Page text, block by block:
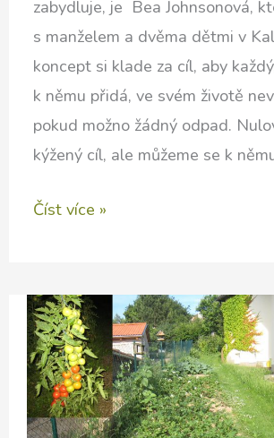
zabydluje, je Bea Johnsonová,
s manželem a dvěma dětmi v
koncept si klade za cíl, aby
k němu přidá, ve svém životě
pokud možno žádný odpad.
kýžený cíl, ale můžeme se k
Jak
waste
–
drobné
předměty
každodenního
Číst více »